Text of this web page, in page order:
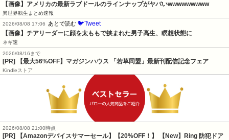
【画像】アメリカの最新ラブドールのラインナップがヤバいwwwwwwwww
異世界転生まとめ速報
2026/08/08 17:06
あとで読む 🐦Tweet
【画像】チアリーダーに顔を太ももで挟まれた男子高生、瞑想状態に
ネギ速
2026/08/16まで
[PR] 【最大56%OFF】マガジンハウス 「若草同盟」最新刊配信記念フェア
Kindleストア
2026/08/08 21:00時点
[PR] 【Amazonデバイスサマーセール】【20%OFF！】 【New】Ring 防犯ドア